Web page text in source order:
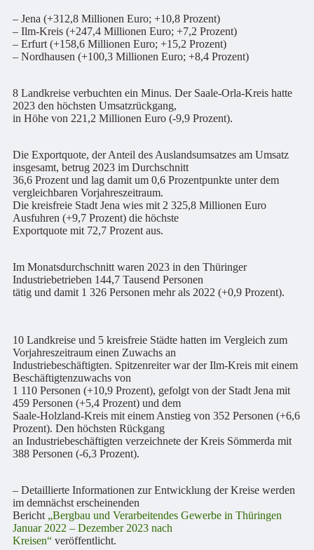
– Jena (+312,8 Millionen Euro; +10,8 Prozent)
– Ilm-Kreis (+247,4 Millionen Euro; +7,2 Prozent)
– Erfurt (+158,6 Millionen Euro; +15,2 Prozent)
– Nordhausen (+100,3 Millionen Euro; +8,4 Prozent)
8 Landkreise verbuchten ein Minus. Der Saale-Orla-Kreis hatte
2023 den höchsten Umsatzrückgang,
in Höhe von 221,2 Millionen Euro (-9,9 Prozent).
Die Exportquote, der Anteil des Auslandsumsatzes am Umsatz
insgesamt, betrug 2023 im Durchschnitt
36,6 Prozent und lag damit um 0,6 Prozentpunkte unter dem
vergleichbaren Vorjahreszeitraum.
Die kreisfreie Stadt Jena wies mit 2 325,8 Millionen Euro
Ausfuhren (+9,7 Prozent) die höchste
Exportquote mit 72,7 Prozent aus.
Im Monatsdurchschnitt waren 2023 in den Thüringer
Industriebetrieben 144,7 Tausend Personen
tätig und damit 1 326 Personen mehr als 2022 (+0,9 Prozent).
10 Landkreise und 5 kreisfreie Städte hatten im Vergleich zum
Vorjahreszeitraum einen Zuwachs an
Industriebeschäftigten. Spitzenreiter war der Ilm-Kreis mit einem
Beschäftigtenzuwachs von
1 110 Personen (+10,9 Prozent), gefolgt von der Stadt Jena mit
459 Personen (+5,4 Prozent) und dem
Saale-Holzland-Kreis mit einem Anstieg von 352 Personen (+6,6
Prozent). Den höchsten Rückgang
an Industriebeschäftigten verzeichnete der Kreis Sömmerda mit
388 Personen (-6,3 Prozent).
– Detaillierte Informationen zur Entwicklung der Kreise werden
im demnächst erscheinenden
Bericht „Bergbau und Verarbeitendes Gewerbe in Thüringen
Januar 2022 – Dezember 2023 nach
Kreisen“ veröffentlicht.